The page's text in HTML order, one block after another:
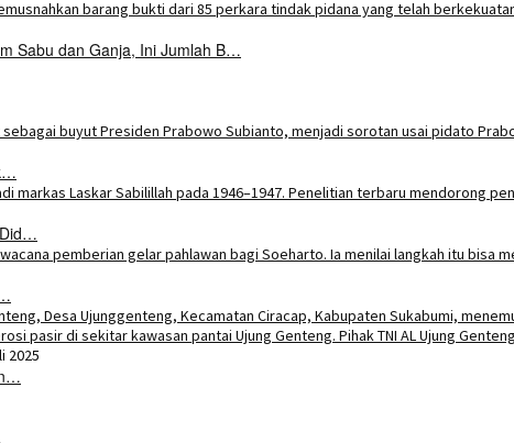
Sabu dan Ganja, Ini Jumlah B…
2025